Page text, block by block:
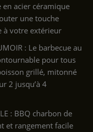
acier céramique
une touche
à votre extérieur
: Le barbecue au
pour tous
grillé, mitonné
2 jusqu’à 4
: BBQ charbon de
et rangement facile